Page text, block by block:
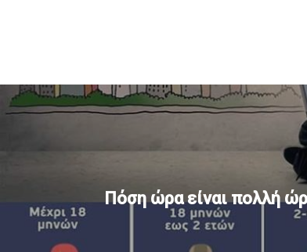
Πόση ώρα είναι πολλή